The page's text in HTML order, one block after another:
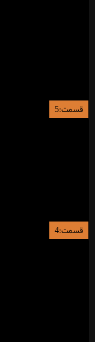
قسمت:5
قسمت:4